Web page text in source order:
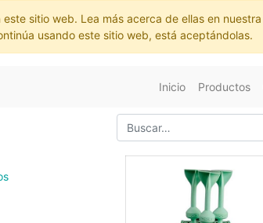
este sitio web. Lea más acerca de ellas en nuestra
usando este sitio web, está aceptándolas.
Inicio Productos